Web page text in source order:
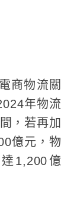
商物流關
年物流
，若再加
億元，物
1,200億